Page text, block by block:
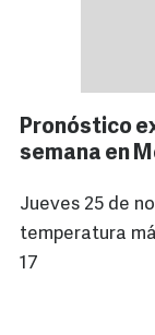
Pronóstico
semana en
Jueves 25 de
temperatura
17